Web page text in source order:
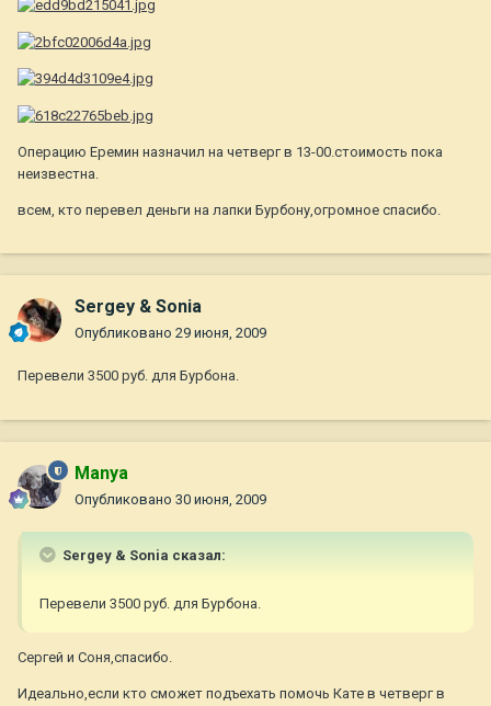
Операцию Еремин назначил на четверг в 13-00.стоимость пока
неизвестна.
всем, кто перевел деньги на лапки Бурбону,огромное спасибо.
Sergey & Sonia
Опубликовано 29 июня, 2009
Перевели 3500 руб. для Бурбона.
Manya
Опубликовано 30 июня, 2009
Sergey & Sonia сказал:
Перевели 3500 руб. для Бурбона.
Сергей и Соня,спасибо.
Идеально,если кто сможет подъехать помочь Кате в четверг в